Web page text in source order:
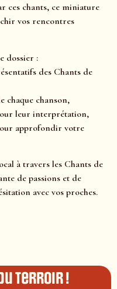
ces chants, ce miniature
vos rencontres
dossier :
des Chants de
chaque chanson,
leur interprétation,
approfondir votre
à travers les Chants de
de passions et de
avec vos proches.
terroir !